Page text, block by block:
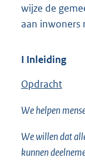
wijze de
aan inwoners
I Inleiding
Opdracht
We helpen
We willen dat
kunnen